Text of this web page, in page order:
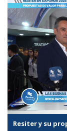
Resiter y su